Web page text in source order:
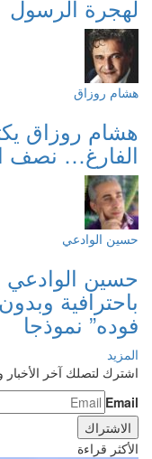
لهجرة الرسول
هشام روزاق
هشام روزاق
الفارغ… نصف
حسين الوادعي
حسين الوادعي
باحترافية
فوده” نموذجا
المزيد
اشترك لتصلك آخر الأخبار
Email
الأكثر قراءة